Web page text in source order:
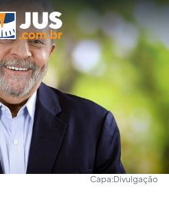
Capa:Divulgação